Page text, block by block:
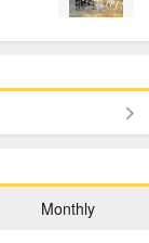
Monthly